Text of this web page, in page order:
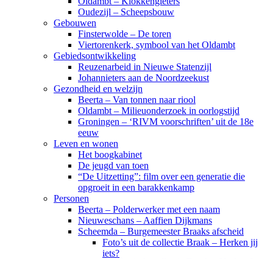
Oudezijl – Scheepsbouw
Gebouwen
Finsterwolde – De toren
Viertorenkerk, symbool van het Oldambt
Gebiedsontwikkeling
Reuzenarbeid in Nieuwe Statenzijl
Johannieters aan de Noordzeekust
Gezondheid en welzijn
Beerta – Van tonnen naar riool
Oldambt – Milieuonderzoek in oorlogstijd
Groningen – ‘RIVM voorschriften’ uit de 18e
eeuw
Leven en wonen
Het boogkabinet
De jeugd van toen
“De Uitzetting”: film over een generatie die
opgroeit in een barakkenkamp
Personen
Beerta – Polderwerker met een naam
Nieuweschans – Aaffien Dijkmans
Scheemda – Burgemeester Braaks afscheid
Foto’s uit de collectie Braak – Herken jij
iets?